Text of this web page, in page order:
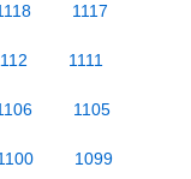
1117
1111
1105
1099